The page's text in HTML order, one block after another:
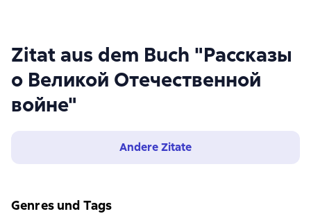
Zitat aus dem Buch "Рассказы
о Великой Отечественной
войне"
Andere Zitate
Genres und Tags